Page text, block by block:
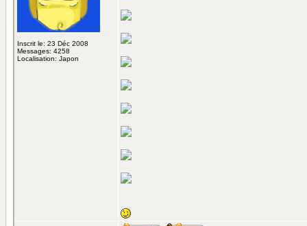
Inscrit le: 23 Déc 2008
Messages: 4258
Localisation: Japon